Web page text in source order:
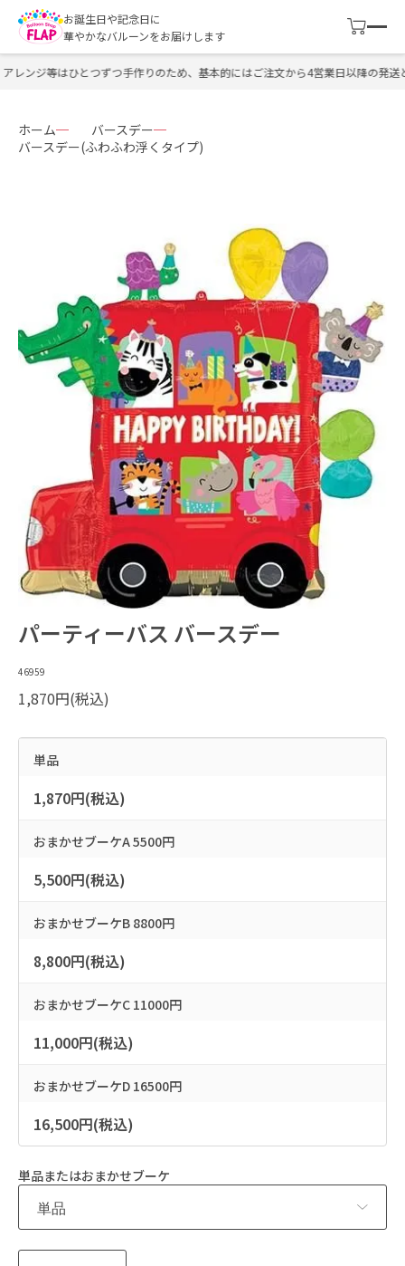
お誕生日や記念日に
華やかなバルーンをお届けします
ジ等はひとつずつ手作りのため、基本的にはご注文から4営業日以降の発送と
ホーム
バースデー
バースデー(ふわふわ浮くタイプ)
パーティーバス バースデー
46959
1,870円(税込)
単品
1,870円(税込)
おまかせブーケA 5500円
5,500円(税込)
おまかせブーケB 8800円
8,800円(税込)
おまかせブーケC 11000円
11,000円(税込)
おまかせブーケD 16500円
16,500円(税込)
単品またはおまかせブーケ